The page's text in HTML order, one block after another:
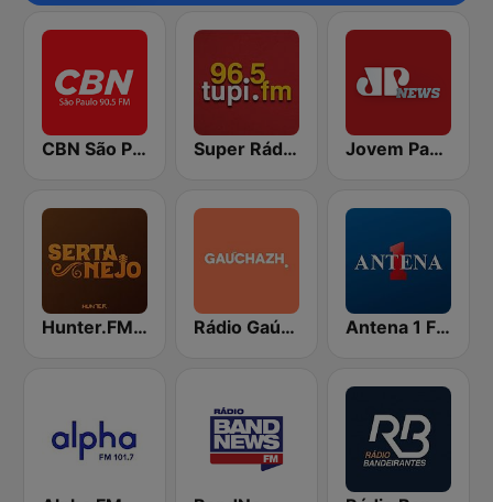
CBN São Paulo Super Rádio Tupi Jovem Pan News
Hunter.FM - Sertanejo Rádio Gaúcha ZH Antena 1 FM